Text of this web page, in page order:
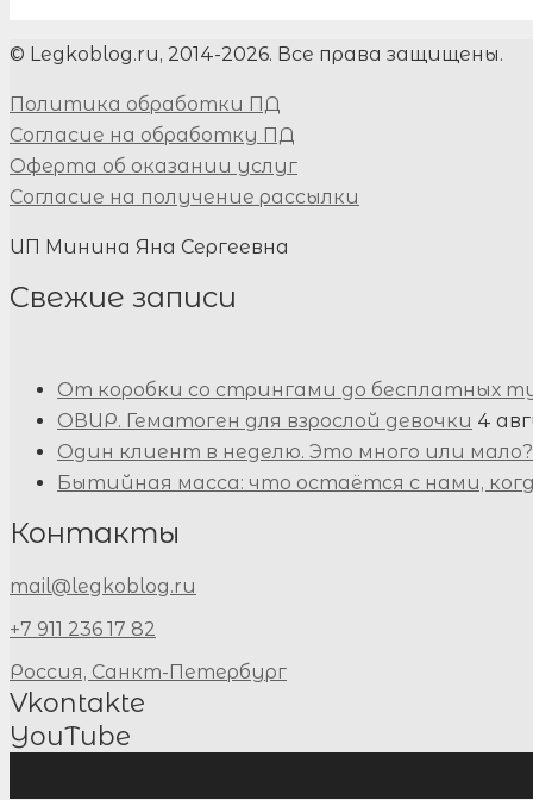
© Legkoblog.ru, 2014-2026. Все права защищены.
Политика обработки ПД
Согласие на обработку ПД
Оферта об оказании услуг
Согласие на получение рассылки
ИП Минина Яна Сергеевна
Свежие записи
От коробки со стрингами до бесплатных
ОВИР. Гематоген для взрослой девочки 4
Один клиент в неделю. Это много или мало?
Бытийная масса: что остаётся с нами,
Контакты
mail@legkoblog.ru
+7 911 236 17 82
Россия, Санкт-Петербург
Vkontakte
YouTube